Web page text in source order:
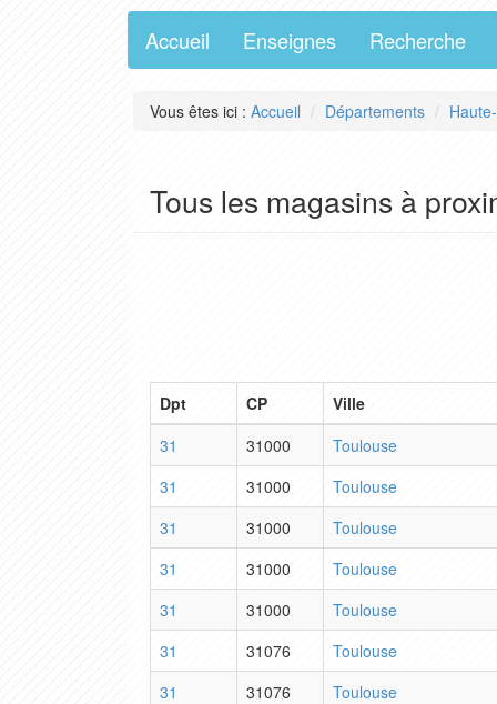
Accueil Enseignes Recherche
Vous êtes ici : Accueil Départements
Tous les magasins à
Dpt CP
Ville
31
31000
Toulouse
31
31000
Toulouse
31
31000
Toulouse
31
31000
Toulouse
31
31000
Toulouse
31
31076
Toulouse
31
31076
Toulouse